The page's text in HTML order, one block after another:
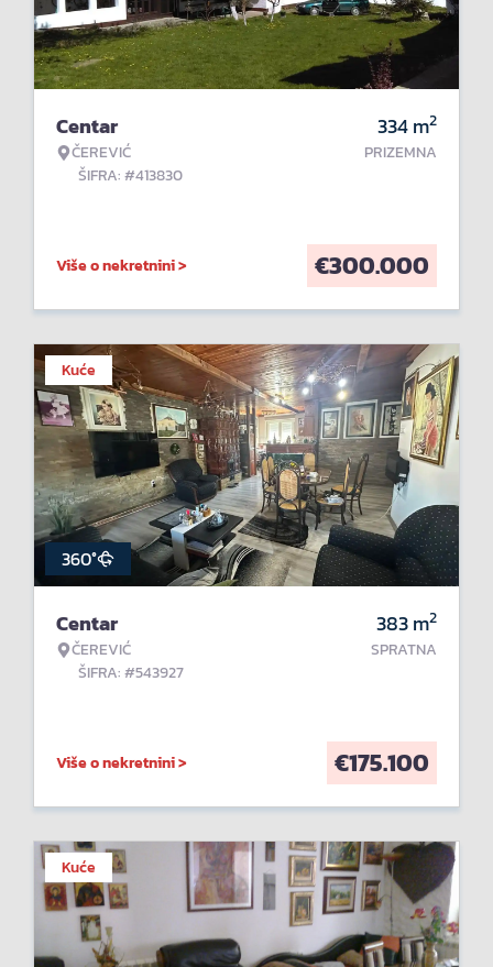
Centar
ČEREVIĆ
ŠIFRA: #413830
334m2
PRIZEMNA
Više o nekretnini > €300.000
Kuće
360°
Centar
ČEREVIĆ
ŠIFRA: #543927
383m2
SPRATNA
Više o nekretnini > €175.100
Kuće